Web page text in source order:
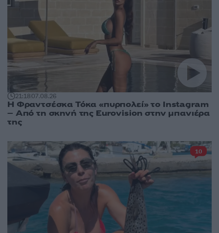
21:1807.08.26
Η Φραντσέσκα Τόκα «πυρπολεί» το Instagram
– Από τη σκηνή της Eurovision στην μπανιέρα
της
10